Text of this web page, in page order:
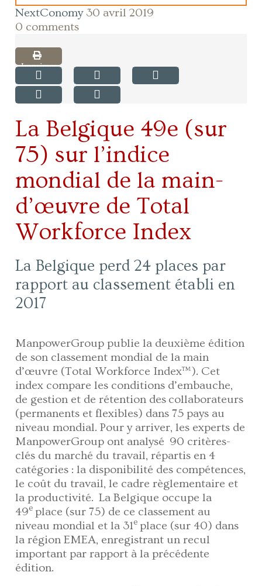
NextConomy 30 avril 2019
0 comments
Imprimer
La Belgique 49e (sur
75) sur l’indice
mondial de la main-
d’œuvre de Total
Workforce Index
La Belgique perd 24 places par
rapport au classement établi en
2017
ManpowerGroup publie la deuxième édition
de son classement mondial de la main
d’œuvre (Total Workforce Index™). Cet
index compare les conditions d’embauche,
de gestion et de rétention des collaborateurs
(permanents et flexibles) dans 75 pays au
niveau mondial. Pour y arriver, les experts de
ManpowerGroup ont analysé 90 critères-
clés du marché du travail, répartis en 4
catégories : la disponibilité des compétences,
le coût du travail, le cadre règlementaire et
la productivité. La Belgique occupe la
49e place (sur 75) de ce classement au
niveau mondial et la 31e place (sur 40) dans
la région EMEA, enregistrant un recul
important par rapport à la précédente
édition.